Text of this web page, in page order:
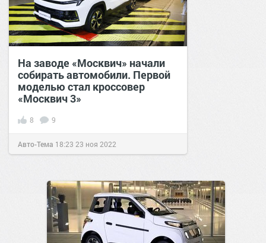
На заводе «Москвич» начали
собирать автомобили. Первой
моделью стал кроссовер
«Москвич 3»
8 9
Авто-Тема 18:23 23 ноя 2022